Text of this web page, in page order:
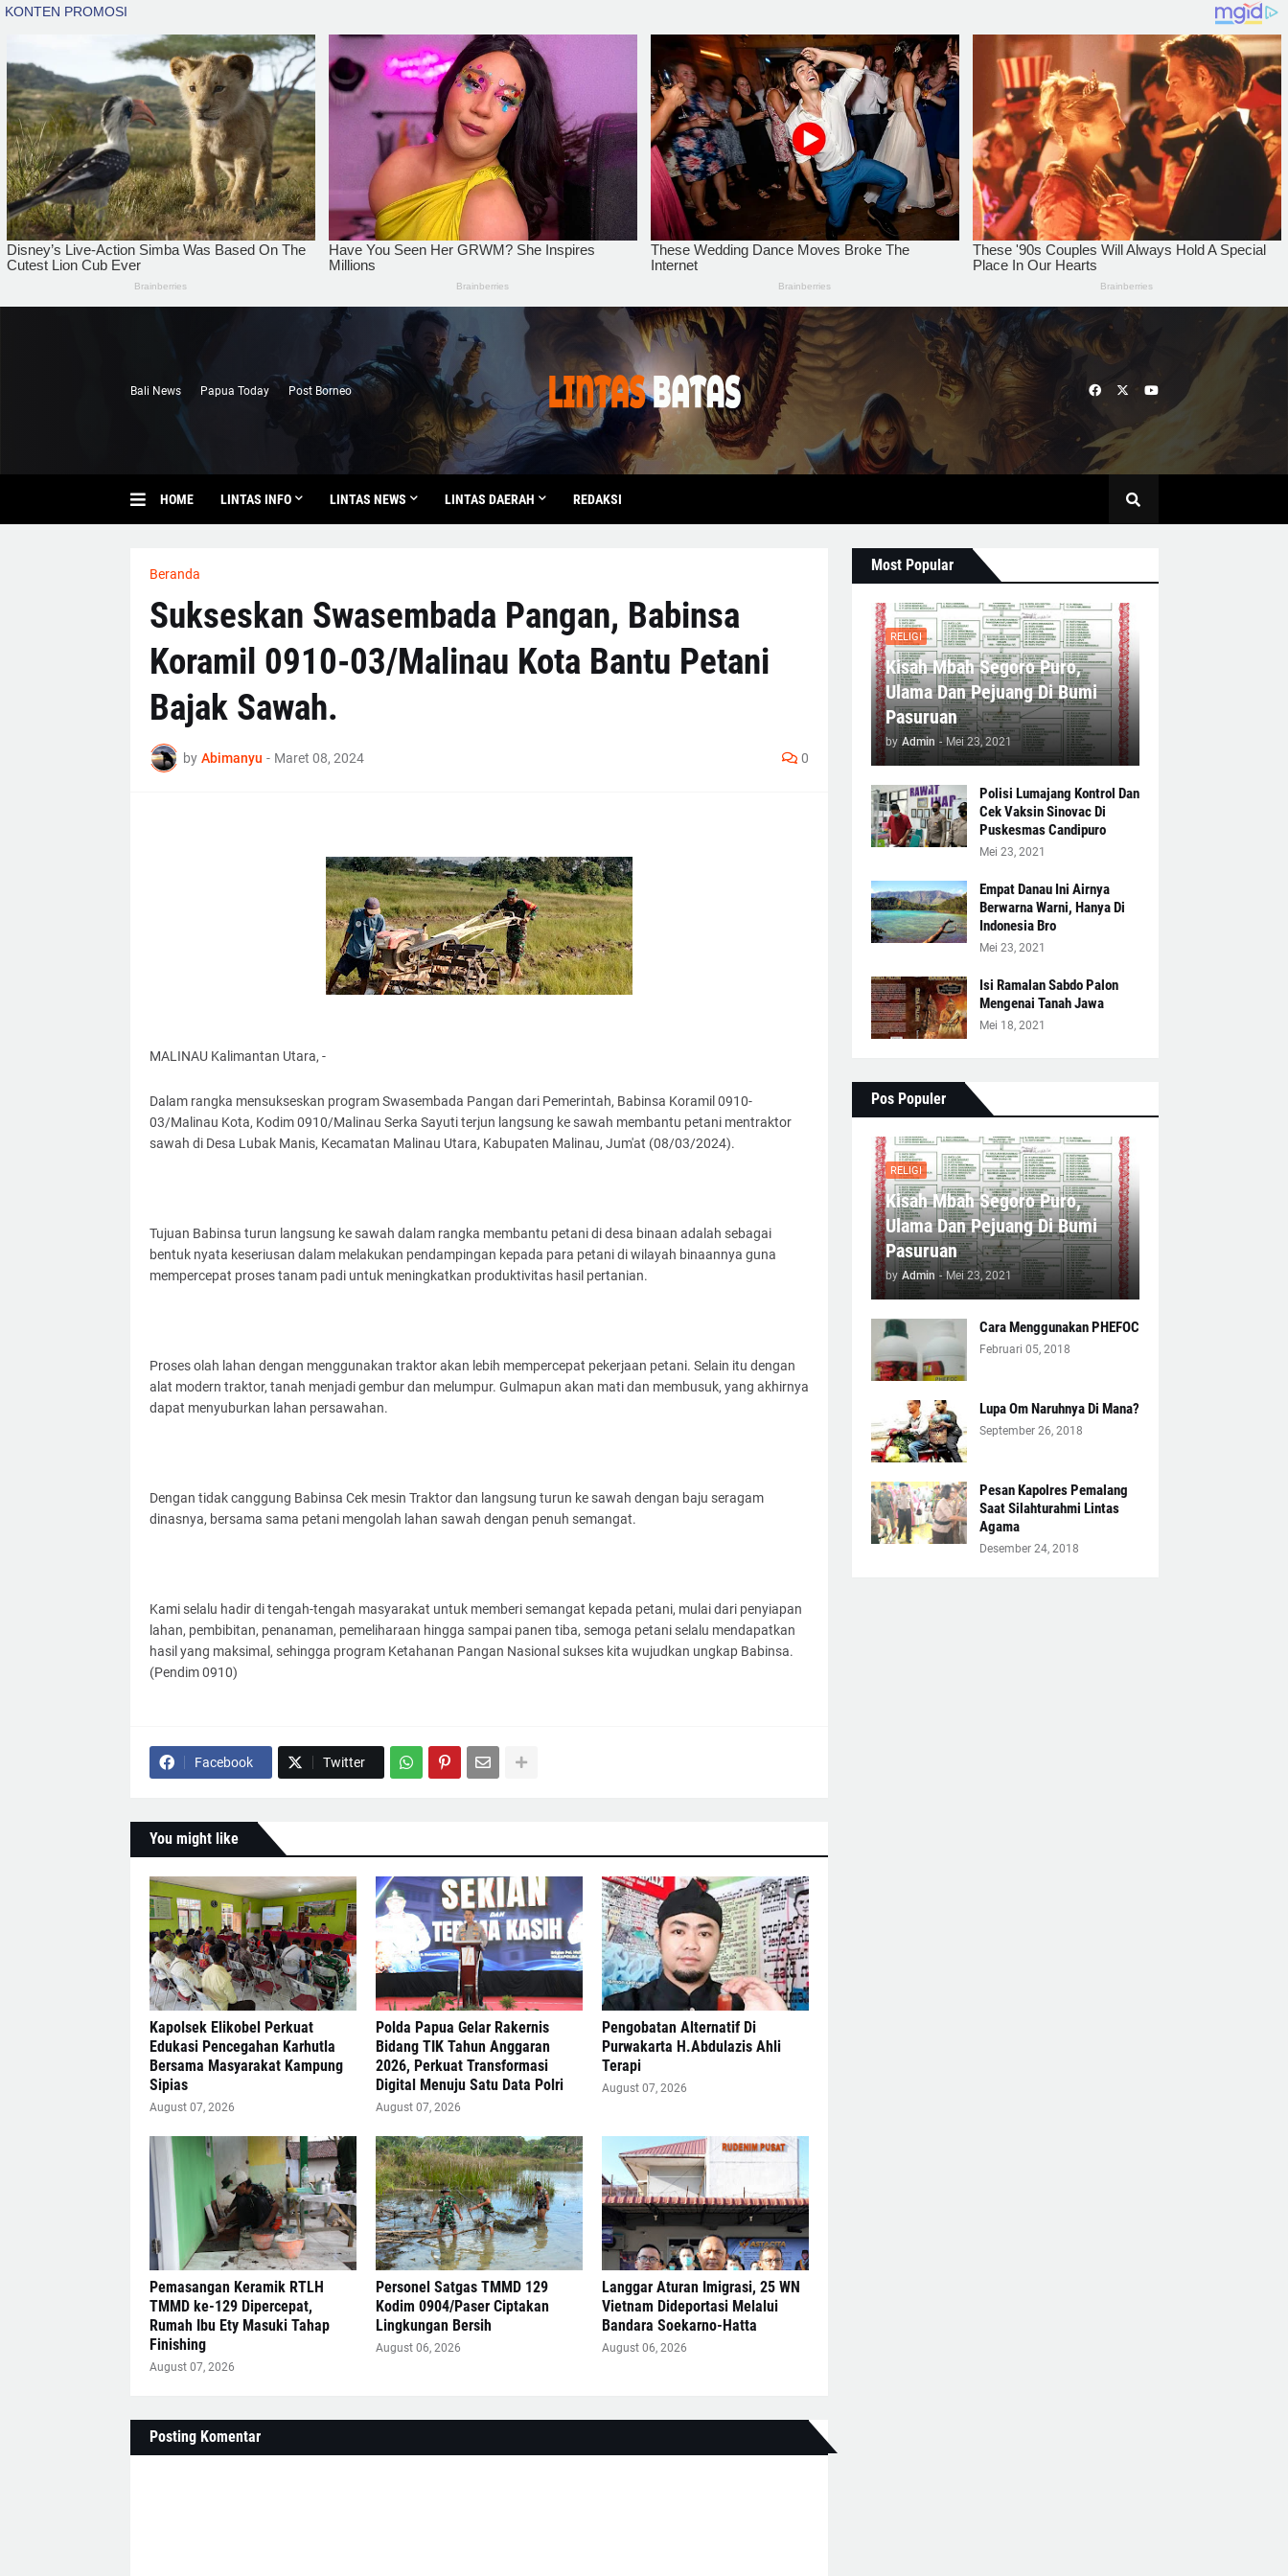
Bali News Papua Today Post Borneo
HOME LINTAS INFO LINTAS NEWS LINTAS DAERAH REDAKSI
Beranda
Sukseskan Swasembada Pangan, Babinsa
Koramil 0910-03/Malinau Kota Bantu Petani
Bajak Sawah.
by Abimanyu - Maret 08, 2024 0
MALINAU Kalimantan Utara, -
Dalam rangka mensukseskan program Swasembada Pangan dari Pemerintah, Babinsa Koramil 0910-
03/Malinau Kota, Kodim 0910/Malinau Serka Sayuti terjun langsung ke sawah membantu petani mentraktor
sawah di Desa Lubak Manis, Kecamatan Malinau Utara, Kabupaten Malinau, Jum'at (08/03/2024).
Tujuan Babinsa turun langsung ke sawah dalam rangka membantu petani di desa binaan adalah sebagai
bentuk nyata keseriusan dalam melakukan pendampingan kepada para petani di wilayah binaannya guna
mempercepat proses tanam padi untuk meningkatkan produktivitas hasil pertanian.
Proses olah lahan dengan menggunakan traktor akan lebih mempercepat pekerjaan petani. Selain itu dengan
alat modern traktor, tanah menjadi gembur dan melumpur. Gulmapun akan mati dan membusuk, yang akhirnya
dapat menyuburkan lahan persawahan.
Dengan tidak canggung Babinsa Cek mesin Traktor dan langsung turun ke sawah dengan baju seragam
dinasnya, bersama sama petani mengolah lahan sawah dengan penuh semangat.
Kami selalu hadir di tengah-tengah masyarakat untuk memberi semangat kepada petani, mulai dari penyiapan
lahan, pembibitan, penanaman, pemeliharaan hingga sampai panen tiba, semoga petani selalu mendapatkan
hasil yang maksimal, sehingga program Ketahanan Pangan Nasional sukses kita wujudkan ungkap Babinsa.
(Pendim 0910)
Facebook Twitter
You might like
Kapolsek Elikobel Perkuat
Edukasi Pencegahan Karhutla
Bersama Masyarakat Kampung
Sipias
August 07, 2026
Polda Papua Gelar Rakernis
Bidang TIK Tahun Anggaran
2026, Perkuat Transformasi
Digital Menuju Satu Data Polri
August 07, 2026
Pengobatan Alternatif Di
Purwakarta H.Abdulazis Ahli
Terapi
August 07, 2026
Pemasangan Keramik RTLH
TMMD ke-129 Dipercepat,
Rumah Ibu Ety Masuki Tahap
Finishing
August 07, 2026
Personel Satgas TMMD 129
Kodim 0904/Paser Ciptakan
Lingkungan Bersih
August 06, 2026
Langgar Aturan Imigrasi, 25 WN
Vietnam Dideportasi Melalui
Bandara Soekarno-Hatta
August 06, 2026
Posting Komentar
Most Popular
RELIGI
Kisah Mbah Segoro Puro,
Ulama Dan Pejuang Di Bumi
Pasuruan
by Admin - Mei 23, 2021
Polisi Lumajang Kontrol Dan
Cek Vaksin Sinovac Di
Puskesmas Candipuro
Mei 23, 2021
Empat Danau Ini Airnya
Berwarna Warni, Hanya Di
Indonesia Bro
Mei 23, 2021
Isi Ramalan Sabdo Palon
Mengenai Tanah Jawa
Mei 18, 2021
Pos Populer
RELIGI
Kisah Mbah Segoro Puro,
Ulama Dan Pejuang Di Bumi
Pasuruan
by Admin - Mei 23, 2021
Cara Menggunakan PHEFOC
Februari 05, 2018
Lupa Om Naruhnya Di Mana?
September 26, 2018
Pesan Kapolres Pemalang
Saat Silahturahmi Lintas
Agama
Desember 24, 2018